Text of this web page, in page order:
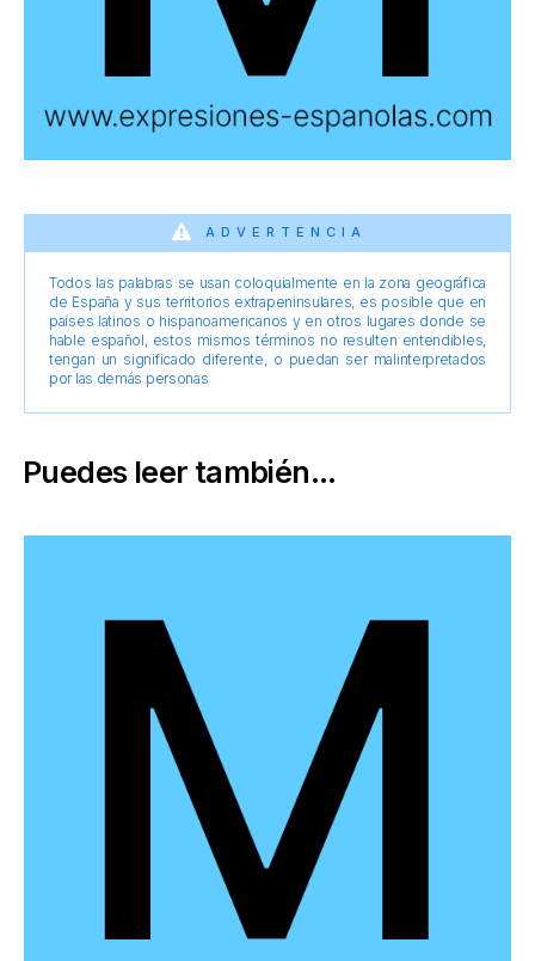
ADVERTENCIA
Todos las palabras se usan coloquialmente en la zona geográfica
de España y sus territorios extrapeninsulares, es posible que en
países latinos o hispanoamericanos y en otros lugares donde se
hable español, estos mismos términos no resulten entendibles,
tengan un significado diferente, o puedan ser malinterpretados
por las demás personas
Puedes leer también...